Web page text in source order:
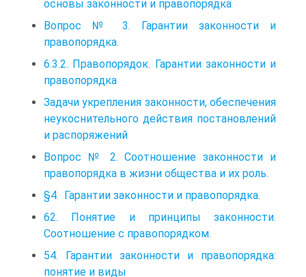
основы законности и правопорядка
Вопрос № 3. Гарантии законности и
правопорядка.
6.3.2. Правопорядок. Гарантии законности и
правопорядка
Задачи укрепления законности, обеспечения
неукоснительного действия постановлений
и распоряжений
Вопрос № 2. Соотношение законности и
правопорядка в жизни общества и их роль.
§4. Гарантии законности и правопорядка.
62. Понятие и принципы законности.
Соотношение с правопорядком.
54. Гарантии законности и правопорядка:
понятие и виды